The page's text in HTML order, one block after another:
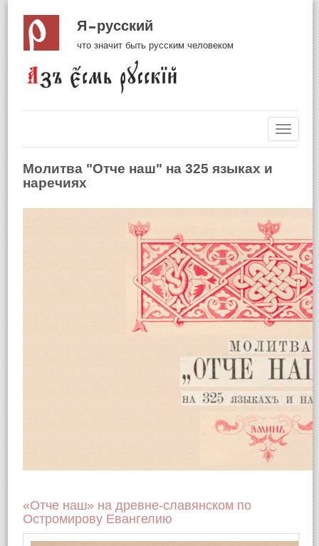
Я русский
что значит быть русским человеком
Молитва "Отче наш" на 325 языках и
наречиях
«Отче наш» на древне-славянском по
Остромирову Евангелию